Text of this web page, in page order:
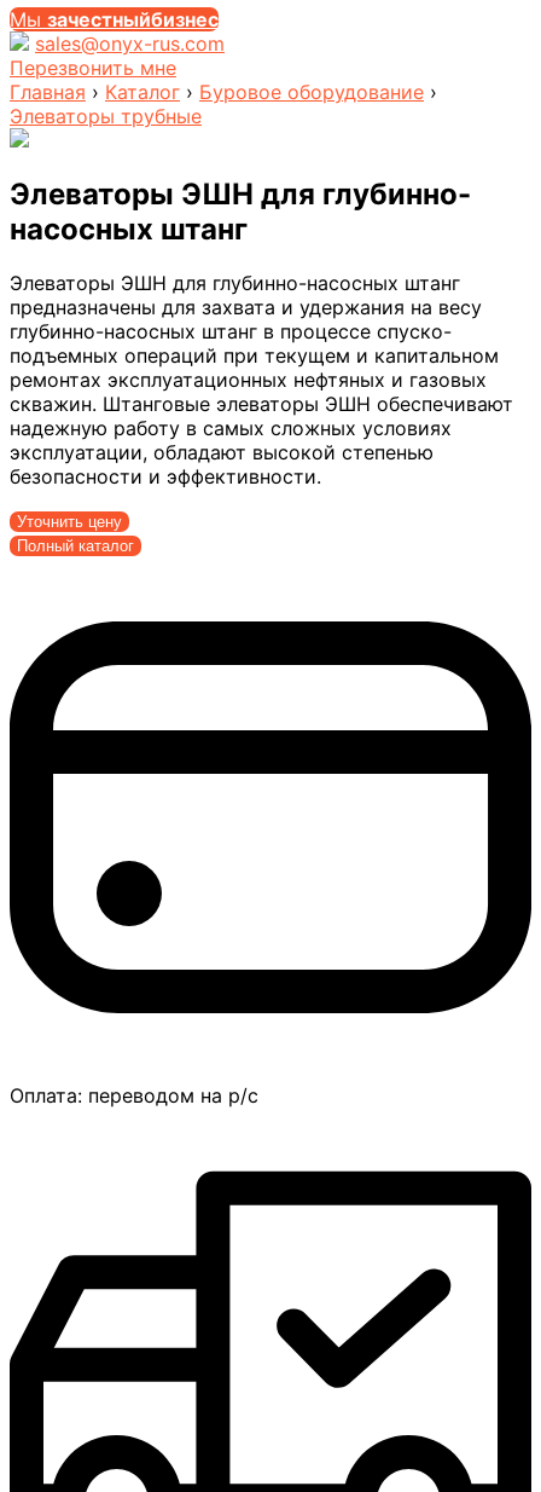
Мы зачестныйбизнес
sales@onyx-rus.com
Перезвонить мне
Главная › Каталог › Буровое оборудование ›
Элеваторы трубные
Элеваторы ЭШН для глубинно-
насосных штанг
Элеваторы ЭШН для глубинно-насосных штанг
предназначены для захвата и удержания на весу
глубинно-насосных штанг в процессе спуско-
подъемных операций при текущем и капитальном
ремонтах эксплуатационных нефтяных и газовых
скважин. Штанговые элеваторы ЭШН обеспечивают
надежную работу в самых сложных условиях
эксплуатации, обладают высокой степенью
безопасности и эффективности.
Уточнить цену
Полный каталог
Оплата: переводом на р/с